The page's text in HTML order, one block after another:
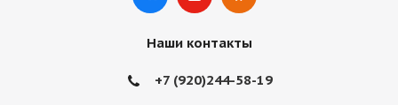
Наши контакты
+7 (920)244-58-19